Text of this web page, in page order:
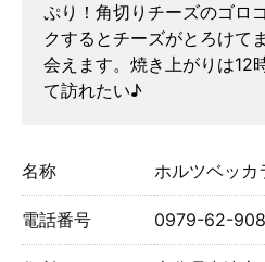
ぷり！角切りチーズのゴロ
クするとチーズがとろけて
会えます。焼き上がりは12
て訪れたい♪
名称 ホルツベッカ
電話番号 0979-62-